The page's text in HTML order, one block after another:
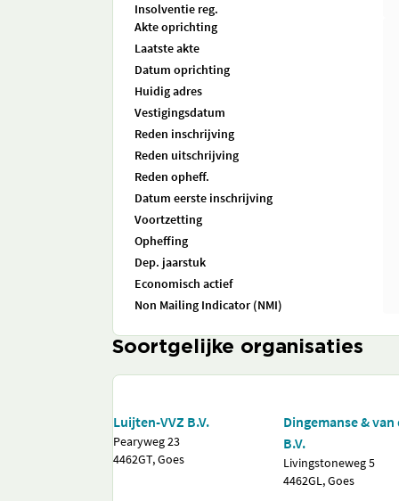
Insolventie reg.
Akte oprichting
Laatste akte
Datum oprichting
Huidig adres
Vestigingsdatum
Reden inschrijving
Reden uitschrijving
Reden opheff.
Datum eerste inschrijving
Voortzetting
Opheffing
Dep. jaarstuk
Economisch actief
Non Mailing Indicator (NMI)
Soortgelijke organisaties
Luijten-VVZ B.V.
Pearyweg 23
4462GT, Goes
Dingemanse & van
B.V.
Livingstoneweg 5
4462GL, Goes